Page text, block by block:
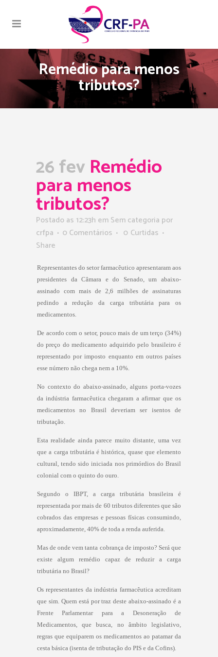
Remédio para menos
tributos?
26 fev Remédio
para menos
tributos?
Postado as 12:23h em Sem categoria por
crfpa
0 Comentários 0 Curtidas
Share
Representantes do setor farmacêutico apresentaram aos
presidentes da Câmara e do Senado, um abaixo-
assinado com mais de 2,6 milhões de assinaturas
pedindo a redução da carga tributária para os
medicamentos.
De acordo com o setor, pouco mais de um terço (34%)
do preço do medicamento adquirido pelo brasileiro é
representado por imposto enquanto em outros países
esse número não chega nem a 10%.
No contexto do abaixo-assinado, alguns porta-vozes
da indústria farmacêutica chegaram a afirmar que os
medicamentos no Brasil deveriam ser isentos de
tributação.
Esta realidade ainda parece muito distante, uma vez
que a carga tributária é histórica, quase que elemento
cultural, tendo sido iniciada nos primórdios do Brasil
colonial com o quinto do ouro.
Segundo o IBPT, a carga tributária brasileira é
representada por mais de 60 tributos diferentes que são
cobrados das empresas e pessoas físicas consumindo,
aproximadamente, 40% de toda a renda auferida.
Mas de onde vem tanta cobrança de imposto? Será que
existe algum remédio capaz de reduzir a carga
tributária no Brasil?
Os representantes da indústria farmacêutica acreditam
que sim. Quem está por traz deste abaixo-assinado é a
Frente Parlamentar para a Desoneração de
Medicamentos, que busca, no âmbito legislativo,
regras que equiparem os medicamentos ao patamar da
cesta básica (isenta de tributação do PIS e da Cofins).